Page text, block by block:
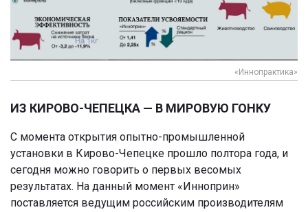
«Иннопрактика»
ИЗ КИРОВО-ЧЕПЕЦКА — В МИРОВУЮ ГОНКУ
С момента открытия опытно-промышленной
установки в Кирово-Чепецке прошло полтора года, и
сегодня можно говорить о первых весомых
результатах. На данный момент «Инноприн»
поставляется ведущим российским производителям